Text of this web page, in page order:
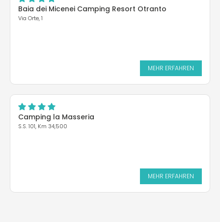
Baia dei Micenei Camping Resort Otranto
Via Orte, 1
MEHR ERFAHREN
Camping la Masseria
S.S. 101, Km 34,500
MEHR ERFAHREN